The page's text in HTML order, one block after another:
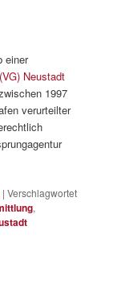
einer
Neustadt
1997
verurteilter
|Verschlagwortet
,